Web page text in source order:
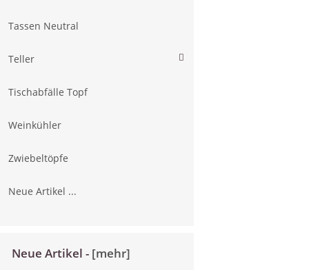
Tassen Neutral
Teller
Tischabfälle Topf
Weinkühler
Zwiebeltöpfe
Neue Artikel ...
Neue Artikel - [mehr]